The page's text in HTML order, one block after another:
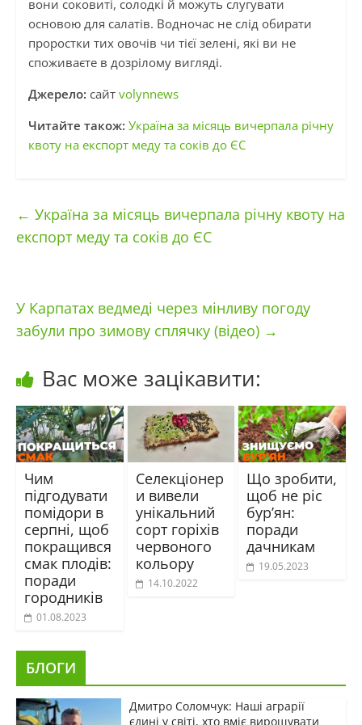
вони соковиті, солодкі й можуть слугувати
основою для салатів. Водночас не слід обирати
проростки тих овочів чи тієї зелені, які ви не
споживаєте в дозрілому вигляді.
Джерело: сайт volynnews
Читайте також: Україна за місяць вичерпала річну
квоту на експорт меду та соків до ЄС
← Україна за місяць вичерпала річну квоту на
експорт меду та соків до ЄС
У Карпатах ведмеді через мінливу погоду
забули про зимову сплячку (відео) →
Вас може зацікавити:
Чим
підгодувати
помідори в
серпні, щоб
покращився
смак плодів:
поради
городників
01.08.2023
Селекціонер
и вивели
унікальний
сорт горіхів
червоного
кольору
14.10.2022
Що зробити,
щоб не ріс
бур’ян:
поради
дачникам
19.05.2023
БЛОГИ
Дмитро Соломчук: Наші аграрії
єдині у світі, хто вміє вирощувати